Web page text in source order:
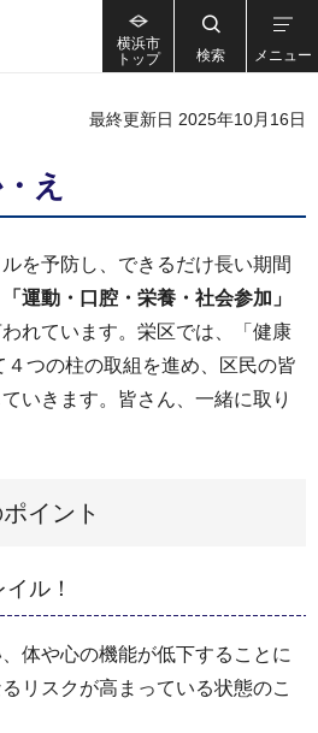
横浜市
トップ
検索 メニュー
最終更新日 2025年10月16日
え
を予防し、できるだけ長い期間
「運動・口腔・栄養・社会参加」
れています。栄区では、「健康
つの柱の取組を進め、区民の皆
いきます。皆さん、一緒に取り
イント
ル！
体や心の機能が低下することに
リスクが高まっている状態のこ